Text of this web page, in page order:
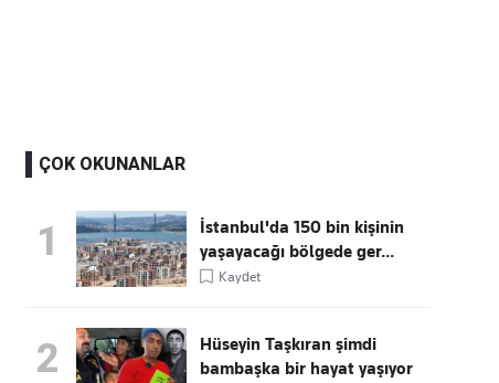
ÇOK OKUNANLAR
1
İstanbul'da 150 bin kişinin
yaşayacağı bölgede ger...
Kaydet
2
Hüseyin Taşkıran şimdi
bambaşka bir hayat yaşıyor